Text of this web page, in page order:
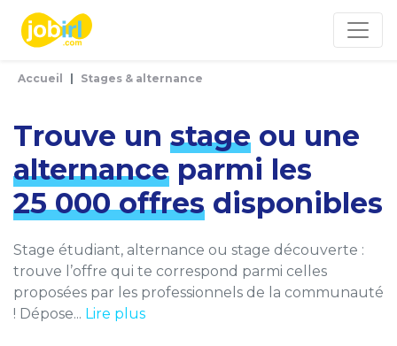
Accueil Stages & alternance
Trouve un stage ou une
alternance parmi les
25 000 offres disponibles
Stage étudiant, alternance ou stage découverte :
trouve l’offre qui te correspond parmi celles
proposées par les professionnels de la communauté
! Dépose... Lire plus
Panneau de gestion des cookies